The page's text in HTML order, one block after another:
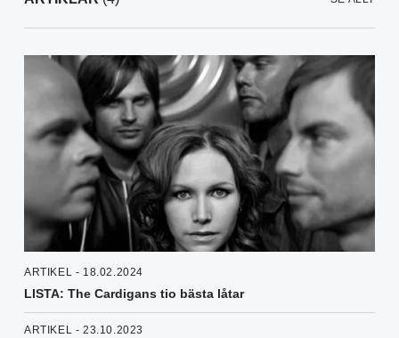
ARTIKEL - 18.02.2024
LISTA: The Cardigans tio bästa låtar
ARTIKEL - 23.10.2023